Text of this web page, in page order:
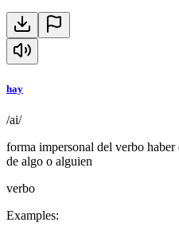
hay
/ai/
forma impersonal del verbo
de algo o alguien
verbo
Examples: